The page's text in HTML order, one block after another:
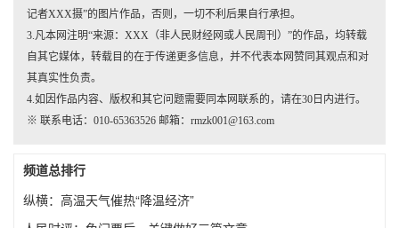
记者XXX摄”的图片作品，否则，一切不利后果自行承担。
3.凡本网注明“来源：XXX（非人民财经网或人民周刊）”的作品，均转载
自其它媒体，转载目的在于传递更多信息，并不代表本网赞同其观点和对
其真实性负责。
4.如因作品内容、版权和其它问题需要同本网联系的，请在30日内进行。
※ 联系电话：010-65363526 邮箱：rmzk001@163.com
频道总排行
纵横：高温天气催热“降温经济”